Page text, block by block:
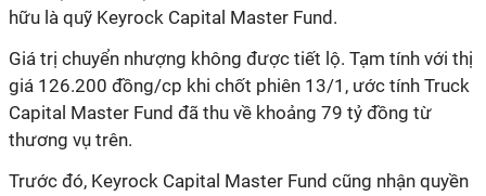
hữu là quỹ Keyrock Capital Master Fund.
Giá trị chuyển nhượng không được tiết lộ. Tạm tính với thị
giá 126.200 đồng/cp khi chốt phiên 13/1, ước tính Truck
Capital Master Fund đã thu về khoảng 79 tỷ đồng từ
thương vụ trên.
Trước đó, Keyrock Capital Master Fund cũng nhận quyền